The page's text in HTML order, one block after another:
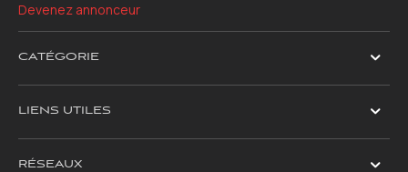
Devenez annonceur
CATÉGORIE
LIENS UTILES
RÉSEAUX